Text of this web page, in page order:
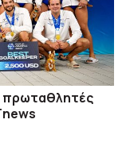
πρωταθλητές